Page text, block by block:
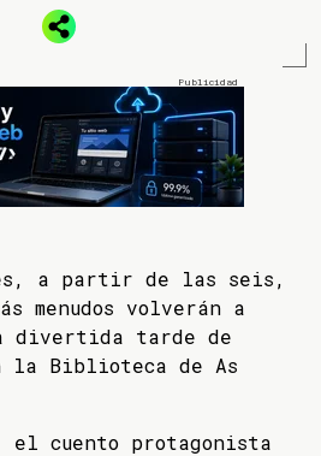
a partir de las seis,
menudos volverán a
divertida tarde de
la Biblioteca de As
el cuento protagonista